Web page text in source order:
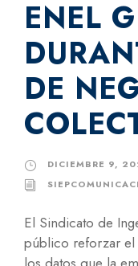
ENEL
DE
DICIEMBRE 9,
El Sindicato de
público reforzar el